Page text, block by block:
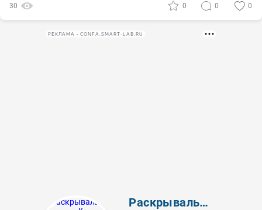
30 0 0 0
РЕКЛАМА • CONFA.SMART-LAB.RU
Раскрывальщик